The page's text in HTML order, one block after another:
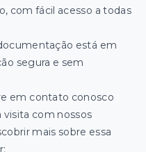
com fácil acesso a todas
está em
segura e sem
em contato conosco
com nossos
mais sobre essa